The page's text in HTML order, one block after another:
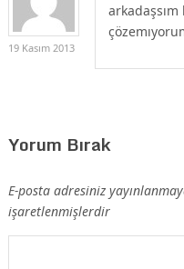
19 Kasım 2013
Yorum Bırak
E-posta adresiniz
işaretlenmişlerdir